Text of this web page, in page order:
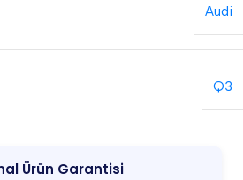
Audi
Q3
Ürün Garantisi